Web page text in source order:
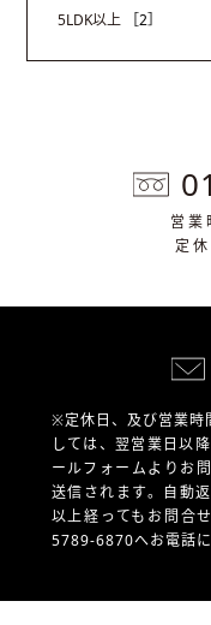
5LDK以上
［2］
営
定
※定休日、及び営業時
しては、翌営業日以
ールフォームよりお
送信されます。自動
以上経ってもお問合
5789-6870へお電話に